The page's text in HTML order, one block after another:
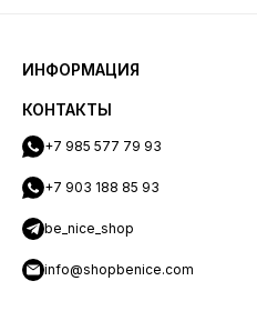
ИНФОРМАЦИЯ
КОНТАКТЫ
+7 985 577 79 93
+7 903 188 85 93
be_nice_shop
info@shopbenice.com